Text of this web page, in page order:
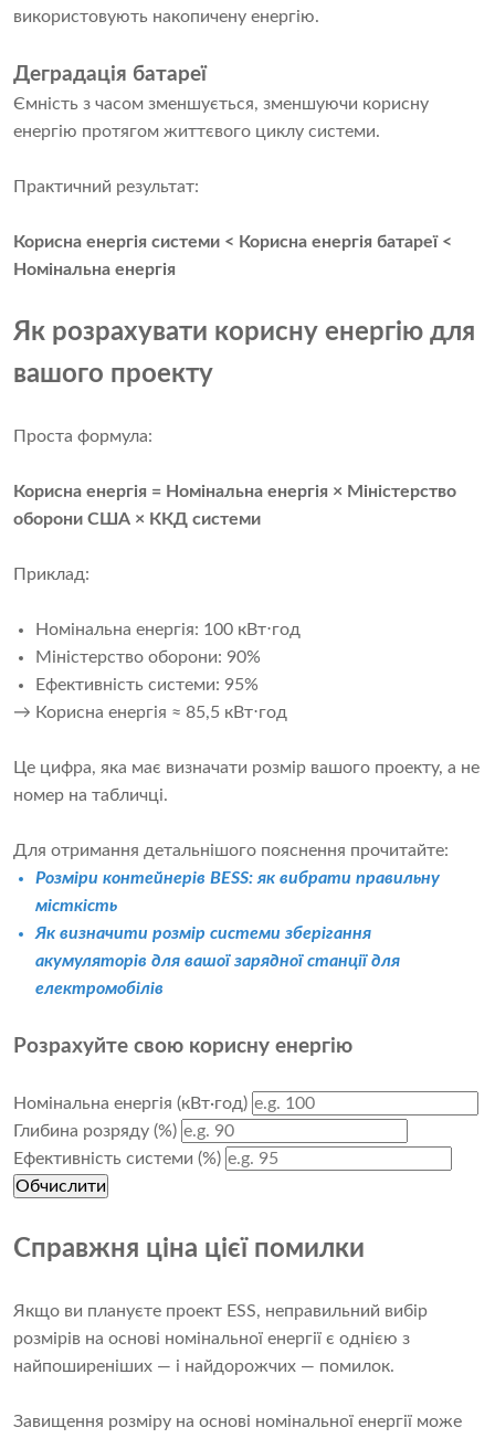
використовують накопичену енергію.
Деградація батареї
Ємність з часом зменшується, зменшуючи корисну
енергію протягом життєвого циклу системи.
Практичний результат:
Корисна енергія системи < Корисна енергія батареї <
Номінальна енергія
Як розрахувати корисну енергію для
вашого проекту
Проста формула:
Корисна енергія = Номінальна енергія × Міністерство
оборони США × ККД системи
Приклад:
Номінальна енергія: 100 кВт⋅год
Міністерство оборони: 90%
Ефективність системи: 95%
→ Корисна енергія ≈ 85,5 кВт⋅год
Це цифра, яка має визначати розмір вашого проекту, а не
номер на табличці.
Для отримання детальнішого пояснення прочитайте:
Розміри контейнерів BESS: як вибрати правильну
місткість
Як визначити розмір системи зберігання
акумуляторів для вашої зарядної станції для
електромобілів
Розрахуйте свою корисну енергію
Номінальна енергія (кВт·год)
Глибина розряду (%)
Ефективність системи (%)
Обчислити
Справжня ціна цієї помилки
Якщо ви плануєте проект ESS, неправильний вибір
розмірів на основі номінальної енергії є однією з
найпоширеніших — і найдорожчих — помилок.
Завищення розміру на основі номінальної енергії може